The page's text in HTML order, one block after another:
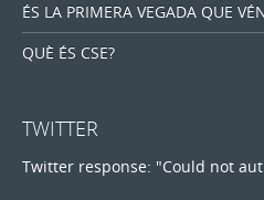
ÉS LA PRIMERA VEGADA QUE
QUÈ ÉS CSE?
TWITTER
Twitter response: "Could not